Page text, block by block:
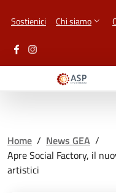
Sostienici Chi siamo
Home / News GEA /
Apre Social Factory, il
artistici